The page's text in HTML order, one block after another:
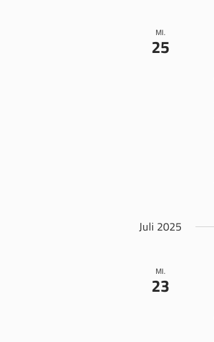
MI.
25
Juli 2025
MI.
23